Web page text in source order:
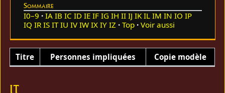
Sommaire
I0–9 IA IB IC ID IE IF IG IH II IJ IK IL IM IN IO IP
IQ IR IS IT IU IV IW IX IY IZ Top Voir aussi
Titre Personnes impliquées Copie modèle
IT